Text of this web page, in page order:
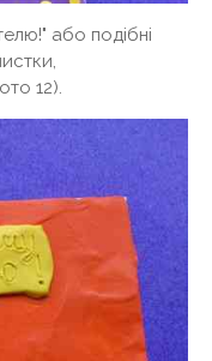
або подібні
12).